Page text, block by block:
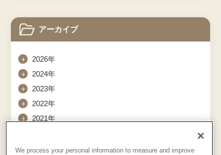
アーカイブ
＋
2026年
＋
2024年
＋
2023年
＋
2022年
＋
2021年
We process your personal information to measure and improve